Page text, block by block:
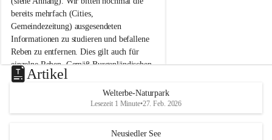
n
n
a
m
N
e
u
s
d
bereits mehrfach (Cities,
Gemeindezeitung) ausgesendeten
Informationen zu studieren und befallene
Reben zu entfernen. Dies gilt auch für
einzelne Reben. Gemäß Burgenländischen
Weinbaugesetz sind nicht gepflegte oder
unzulässige Weingärten zu roden! Bitte
helfen wir zusammen um unsere Winzer
vor den prognostizierten Ernteausfällen
und den daraus folgenden wirtschaftlichen
u
e
d
Artikel
Welterbe-Naturpark
Lesezeit 1 Minute•27. Feb. 2026
Neusiedler See